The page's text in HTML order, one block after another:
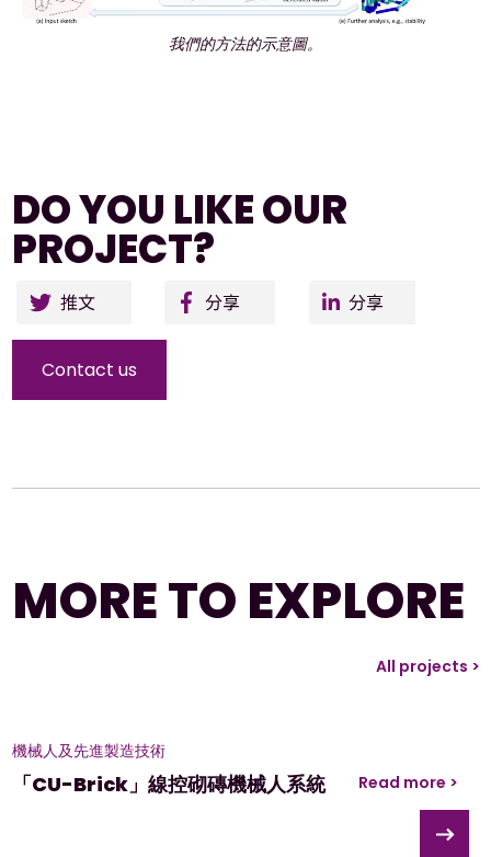
我們的方法的示意圖。
DO YOU LIKE OUR
PROJECT?
Twitter Facebo
Contact us
MORE TO EXPLORE
All projects >
機械人及先進製造技術
「CU-Brick」線控砌磚機械人系統 Read more >